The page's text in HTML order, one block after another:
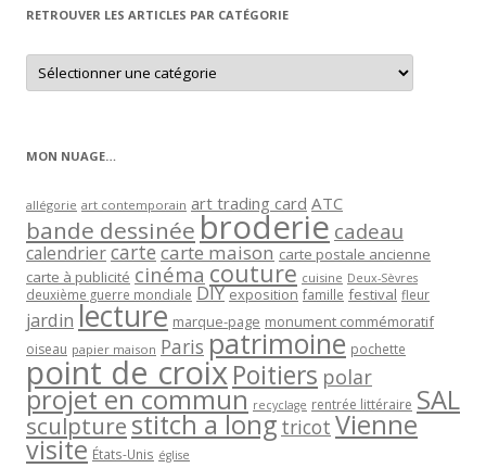
RETROUVER LES ARTICLES PAR CATÉGORIE
Retrouver
les
articles
MON NUAGE…
allégorie art contemporain art trading card ATC
bande dessinéebroderie cadeau
calendriercartecarte maison carte postale ancienne
carte à publicité cinéma couture cuisine Deux-Sèvres
deuxième guerre mondiale DIY exposition famille festival fleur
jardin lecture marque-page monument commémoratif
oiseau papier maison Paris patrimoine pochette
point de croixPoitiers polar
projet en commun recyclage rentrée littéraire SAL
sculpturestitch a long tricot Vienne
visite États-Unis église